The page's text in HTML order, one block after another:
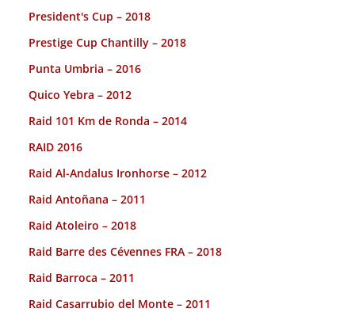
President's Cup – 2018
Prestige Cup Chantilly – 2018
Punta Umbria – 2016
Quico Yebra – 2012
Raid 101 Km de Ronda – 2014
RAID 2016
Raid Al-Andalus Ironhorse – 2012
Raid Antoñana – 2011
Raid Atoleiro – 2018
Raid Barre des Cévennes FRA – 2018
Raid Barroca – 2011
Raid Casarrubio del Monte – 2011